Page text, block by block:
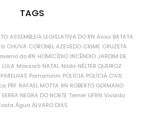
TAGS
ASSEMBLEIA LEGISLATIVA DO RN Assu BATATA
CHUVA CORONEL AZEVEDO CRIME CRUZETA
do RN HOMICÍDIO INCÊNDIO JARDIM DE
LULA Mossoró NATAL Nilda NÉLTER QUEIROZ
PARELHAS Parnamirim POLÍCIA POLÍCIA CIVIL
PRF RAFAEL MOTTA RN ROBERTO GERMANO
SERRA NEGRA DO NORTE Temer UFRN Vivaldo
Água ÁLVARO DIAS